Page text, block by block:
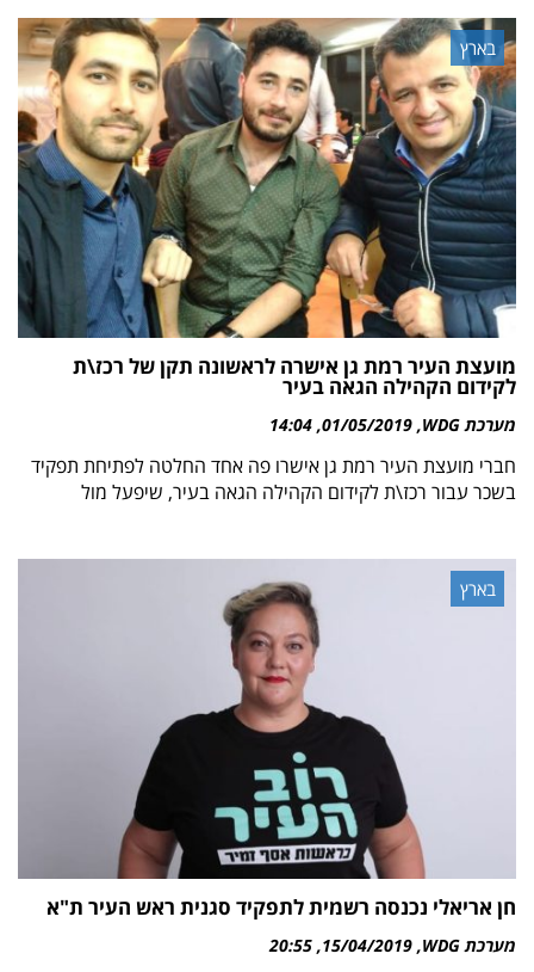
בארץ
מועצת העיר רמת גן אישרה לראשונה תקן של רכז\ת
לקידום הקהילה הגאה בעיר
מערכת WDG 01/05/2019
14:04
חברי מועצת העיר רמת גן אישרו פה אחד החלטה לפתיחת תפקיד
בשכר עבור רכז\ת לקידום הקהילה הגאה בעיר, שיפעל מול
בארץ
חן אריאלי נכנסה רשמית לתפקיד סגנית ראש העיר ת"א
מערכת WDG 15/04/2019
20:55